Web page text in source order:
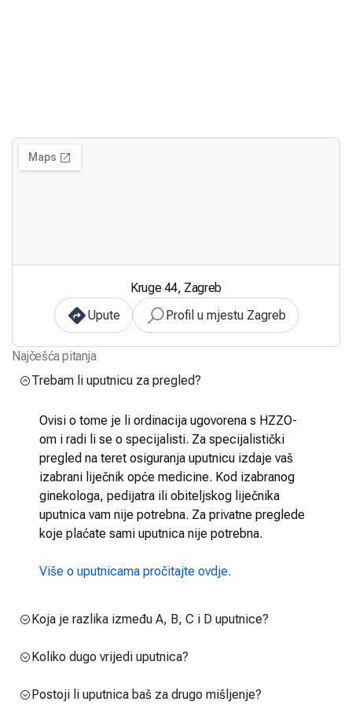
Kruge 44, Zagreb
Upute
Profil u mjestu Zagreb
Najčešća pitanja
Trebam li uputnicu za pregled?
Ovisi o tome je li ordinacija ugovorena s HZZO-
om i radi li se o specijalisti. Za specijalistički
pregled na teret osiguranja uputnicu izdaje vaš
izabrani liječnik opće medicine. Kod izabranog
ginekologa, pedijatra ili obiteljskog liječnika
uputnica vam nije potrebna. Za privatne preglede
koje plaćate sami uputnica nije potrebna.
Više o uputnicama pročitajte ovdje.
Koja je razlika između A, B, C i D uputnice?
Koliko dugo vrijedi uputnica?
Postoji li uputnica baš za drugo mišljenje?